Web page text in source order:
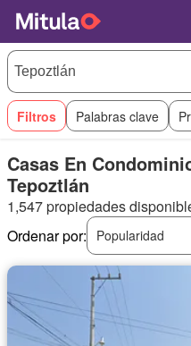
Filtros Palabras clave
Casas En
Tepoztlán
1,547 propiedades
Ordenar por:
Popularidad